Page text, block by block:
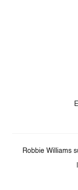
Robbie Williams